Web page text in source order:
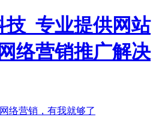
网络营销，有我就够了